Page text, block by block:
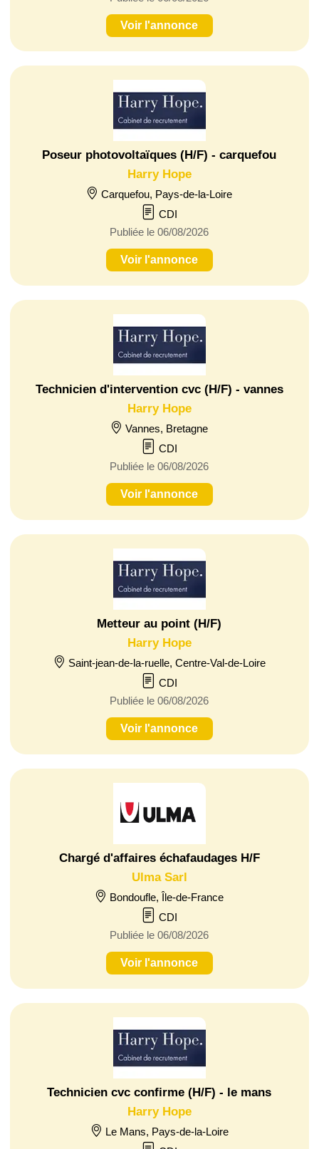
Voir l'annonce
Poseur photovoltaïques (H/F) - carquefou
Harry Hope
Carquefou, Pays-de-la-Loire
CDI
Publiée le 06/08/2026
Voir l'annonce
Technicien d'intervention cvc (H/F) - vannes
Harry Hope
Vannes, Bretagne
CDI
Publiée le 06/08/2026
Voir l'annonce
Metteur au point (H/F)
Harry Hope
Saint-jean-de-la-ruelle, Centre-Val-de-Loire
CDI
Publiée le 06/08/2026
Voir l'annonce
Chargé d'affaires échafaudages H/F
Ulma Sarl
Bondoufle, Île-de-France
CDI
Publiée le 06/08/2026
Voir l'annonce
Technicien cvc confirme (H/F) - le mans
Harry Hope
Le Mans, Pays-de-la-Loire